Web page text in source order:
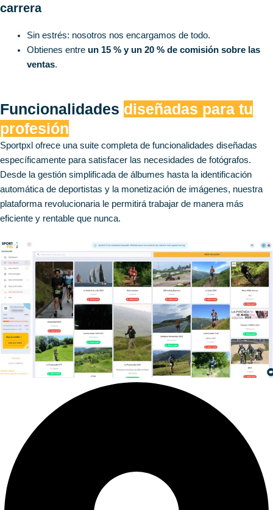
carrera
Sin estrés: nosotros nos encargamos de todo.
Obtienes entre un 15 % y un 20 % de comisión sobre las
ventas.
Funcionalidades diseñadas para tu
profesión
Sportpxl ofrece una suite completa de funcionalidades diseñadas
específicamente para satisfacer las necesidades de fotógrafos.
Desde la gestión simplificada de álbumes hasta la identificación
automática de deportistas y la monetización de imágenes, nuestra
plataforma revolucionaria le permitirá trabajar de manera más
eficiente y rentable que nunca.